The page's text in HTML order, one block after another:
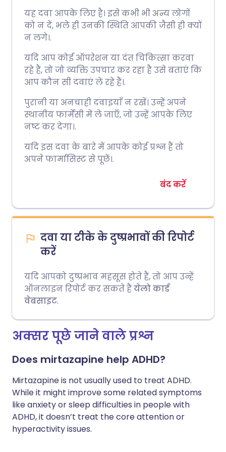
यह दवा आपके लिए है। इसे कभी भी अन्य लोगों
को न दें, भले ही उनकी स्थिति आपकी जैसी ही क्यों
न लगे।.
यदि आप कोई ऑपरेशन या दंत चिकित्सा करवा
रहे हैं, तो जो व्यक्ति उपचार कर रहा है उसे बताएं कि
आप कौन सी दवाएं ले रहे हैं।.
पुरानी या अनचाही दवाइयाँ न रखें। उन्हें अपने
स्थानीय फार्मेसी में ले जाएँ, जो उन्हें आपके लिए
नष्ट कर देगा।.
यदि इस दवा के बारे में आपके कोई प्रश्न हैं तो
अपने फार्मासिस्ट से पूछें।.
बंद करें
दवा या टीके के दुष्प्रभावों की रिपोर्ट
करें
यदि आपको दुष्प्रभाव महसूस होते हैं, तो आप उन्हें
ऑनलाइन रिपोर्ट कर सकते हैंयेलो कार्ड
वेबसाइट.
अक्सर पूछे जाने वाले प्रश्न
Does mirtazapine help ADHD?
Mirtazapine is not usually used to treat ADHD.
While it might improve some related symptoms
like anxiety or sleep difficulties in people with
ADHD, it doesn’t treat the core attention or
hyperactivity issues.